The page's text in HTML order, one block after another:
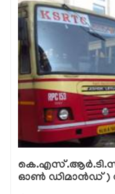
ഓണ്‍ ഡിമാന്‍ഡ്)